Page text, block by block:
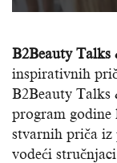
B2Beauty Talks
inspirativnih
B2Beauty
program
stvarnih priča iz
vodeći